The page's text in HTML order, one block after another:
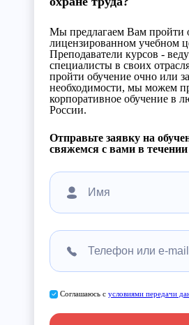
Мы предлагаем Вам пройти
лицензированном учебном
Преподаватели курсов -
специалисты в своих
пройти обучение очно или
необходимости, мы можем
корпоративное обучение в
России.
Отправьте заявку на
свяжемся с вами в
Соглашаюсь с условиями передачи